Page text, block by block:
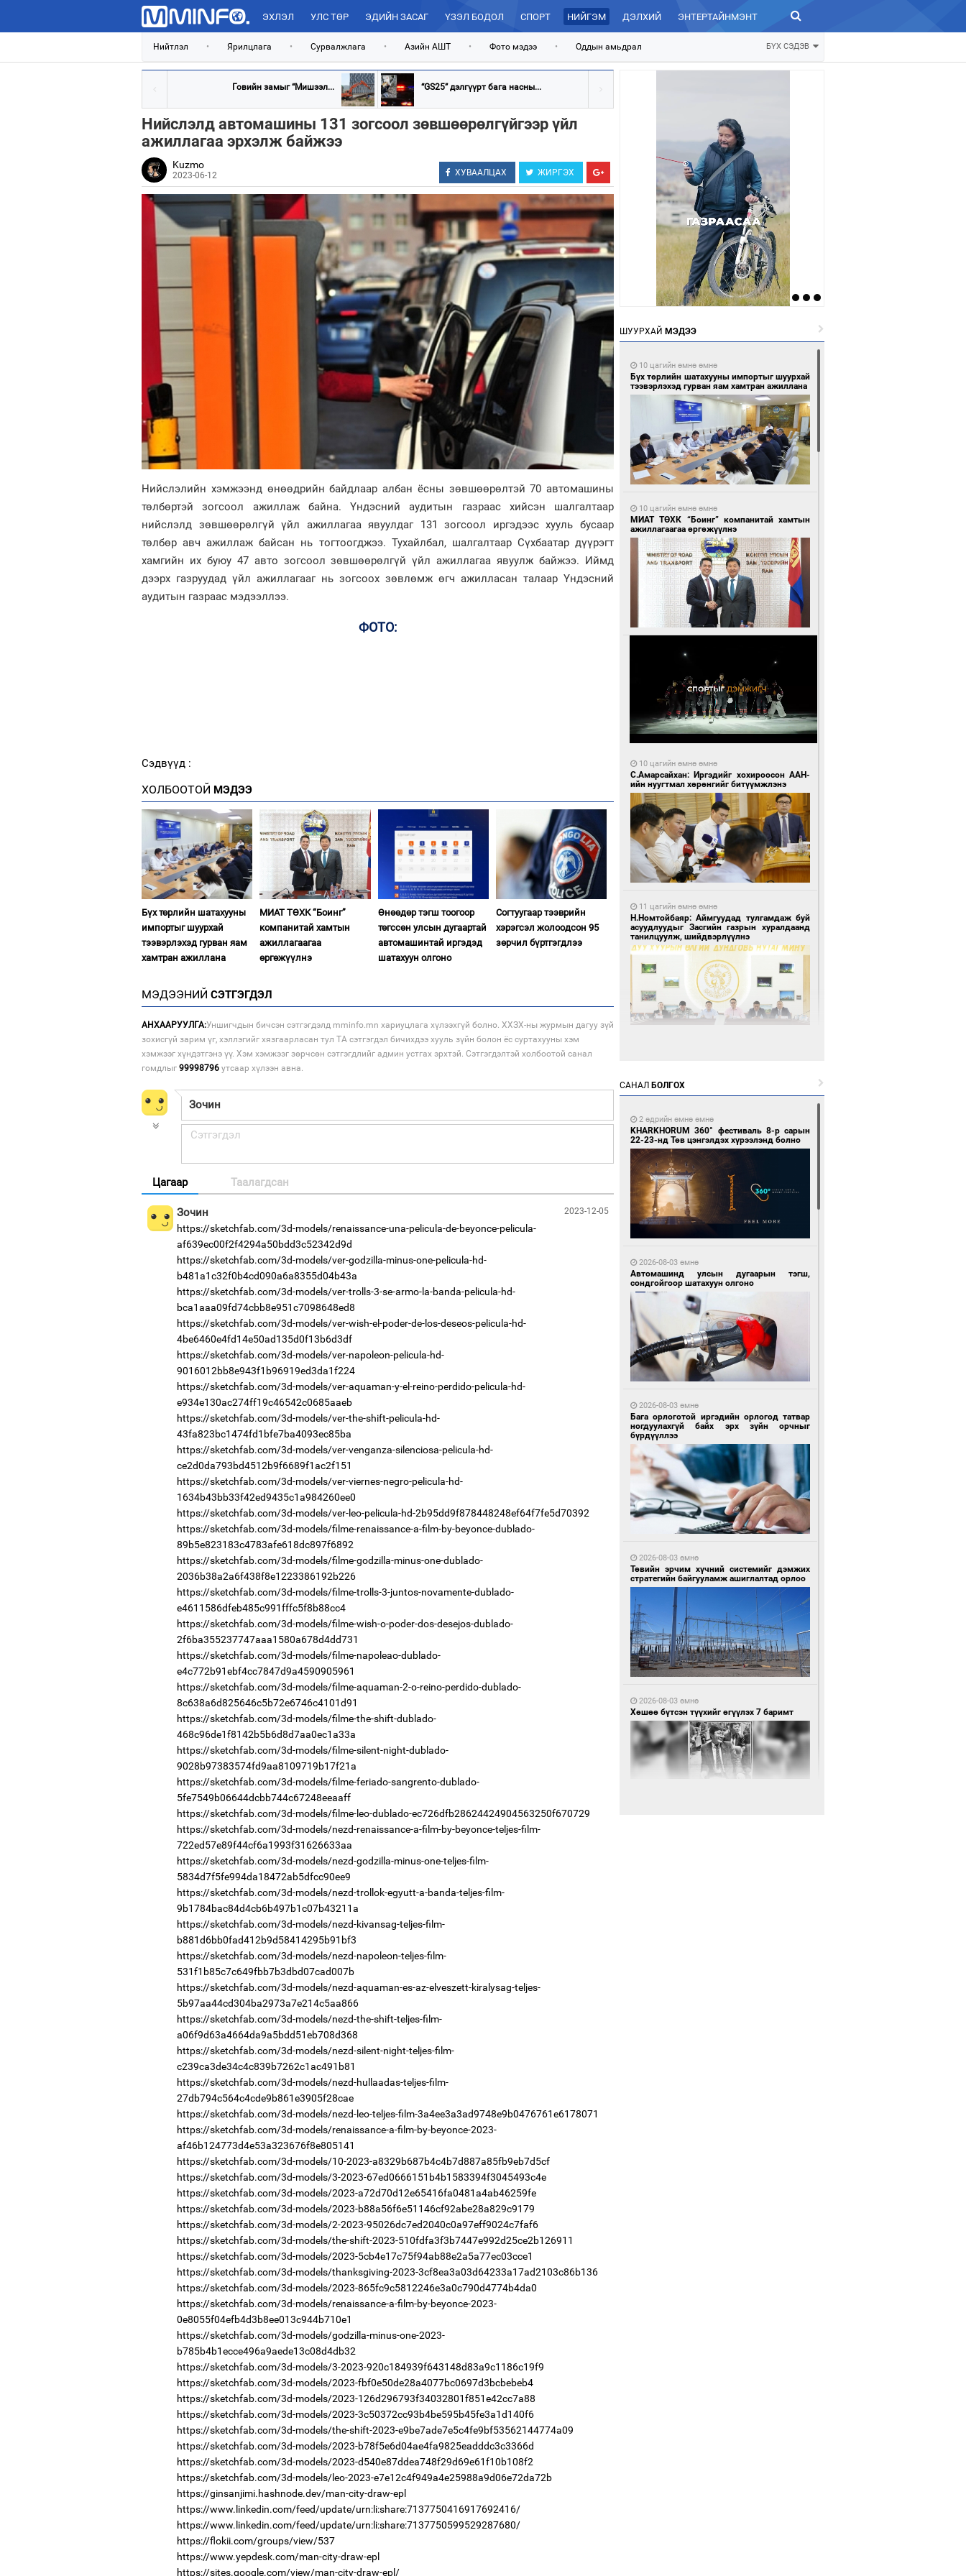
ЭХЛЭЛ УЛС ТӨР ЭДИЙН ЗАСАГ ҮЗЭЛ БОДОЛ СПОРТ НИЙГЭМ ДЭЛХИЙ ЭНТЕРТАЙНМЭНТ ЗУРХАЙ
Нийтлэл • Ярилцлага • Сурвалжлага • Азийн АШТ • Фото мэдээ • Оддын амьдрал БҮХ СЭДЭВ
Говийн замыг “Мишээл... “GS25” дэлгүүрт бага насны...
Нийслэлд автомашины 131 зогсоол зөвшөөрөлгүйгээр үйл
ажиллагаа эрхэлж байжээ
Kuzmo
2023-06-12 ХУВААЛЦАХ ЖИРГЭХ
Нийслэлийн хэмжээнд өнөөдрийн байдлаар албан ёсны зөвшөөрөлтэй 70 автомашины
төлбөртэй зогсоол ажиллаж байна. Үндэсний аудитын газраас хийсэн шалгалтаар
нийслэлд зөвшөөрөлгүй үйл ажиллагаа явуулдаг 131 зогсоол иргэдээс хууль бусаар
төлбөр авч ажиллаж байсан нь тогтоогджээ. Тухайлбал, шалгалтаар Сүхбаатар дүүрэгт
хамгийн их буюу 47 авто зогсоол зөвшөөрөлгүй үйл ажиллагаа явуулж байжээ. Иймд
дээрх газруудад үйл ажиллагааг нь зогсоох зөвлөмж өгч ажилласан талаар Үндэсний
аудитын газраас мэдээллээ.
ФОТО:
Сэдвүүд :
ХОЛБООТОЙ МЭДЭЭ
Бүх төрлийн шатахууны
импортыг шуурхай
тээвэрлэхэд гурван яам
хамтран ажиллана
МИАТ ТӨХК “Боинг”
компанитай хамтын
ажиллагаагаа
өргөжүүлнэ
Өнөөдөр тэгш тоогоор
төгссөн улсын дугаартай
автомашинтай иргэдэд
шатахуун олгоно
Согтуугаар тээврийн
хэрэгсэл жолоодсон 95
зөрчил бүртгэгдлээ
МЭДЭЭНИЙ СЭТГЭГДЭЛ
АНХААРУУЛГА:Уншигчдын бичсэн сэтгэгдэлд mminfo.mn хариуцлага хүлээхгүй болно. ХХЗХ-ны журмын дагуу зүй
зохисгүй зарим үг, хэллэгийг хязгаарласан тул ТА сэтгэгдэл бичихдээ хууль зүйн болон ёс суртахууны хэм
хэмжээг хүндэтгэнэ үү. Хэм хэмжээг зөрчсөн сэтгэгдлийг админ устгах эрхтэй. Сэтгэгдэлтэй холбоотой санал
гомдлыг 99998796 утсаар хүлээн авна.
Цагаар Таалагдсан
2023-12-05
Зочин
https://sketchfab.com/3d-models/renaissance-una-pelicula-de-beyonce-pelicula-
af639ec00f2f4294a50bdd3c52342d9d
https://sketchfab.com/3d-models/ver-godzilla-minus-one-pelicula-hd-
b481a1c32f0b4cd090a6a8355d04b43a
https://sketchfab.com/3d-models/ver-trolls-3-se-armo-la-banda-pelicula-hd-
bca1aaa09fd74cbb8e951c7098648ed8
https://sketchfab.com/3d-models/ver-wish-el-poder-de-los-deseos-pelicula-hd-
4be6460e4fd14e50ad135d0f13b6d3df
https://sketchfab.com/3d-models/ver-napoleon-pelicula-hd-
9016012bb8e943f1b96919ed3da1f224
https://sketchfab.com/3d-models/ver-aquaman-y-el-reino-perdido-pelicula-hd-
e934e130ac274ff19c46542c0685aaeb
https://sketchfab.com/3d-models/ver-the-shift-pelicula-hd-
43fa823bc1474fd1bfe7ba4093ec85ba
https://sketchfab.com/3d-models/ver-venganza-silenciosa-pelicula-hd-
ce2d0da793bd4512b9f6689f1ac2f151
https://sketchfab.com/3d-models/ver-viernes-negro-pelicula-hd-
1634b43bb33f42ed9435c1a984260ee0
https://sketchfab.com/3d-models/ver-leo-pelicula-hd-2b95dd9f878448248ef64f7fe5d70392
https://sketchfab.com/3d-models/filme-renaissance-a-film-by-beyonce-dublado-
89b5e823183c4783afe618dc897f6892
https://sketchfab.com/3d-models/filme-godzilla-minus-one-dublado-
2036b38a2a6f438f8e1223386192b226
https://sketchfab.com/3d-models/filme-trolls-3-juntos-novamente-dublado-
e4611586dfeb485c991fffc5f8b88cc4
https://sketchfab.com/3d-models/filme-wish-o-poder-dos-desejos-dublado-
2f6ba355237747aaa1580a678d4dd731
https://sketchfab.com/3d-models/filme-napoleao-dublado-
e4c772b91ebf4cc7847d9a4590905961
https://sketchfab.com/3d-models/filme-aquaman-2-o-reino-perdido-dublado-
8c638a6d825646c5b72e6746c4101d91
https://sketchfab.com/3d-models/filme-the-shift-dublado-
468c96de1f8142b5b6d8d7aa0ec1a33a
https://sketchfab.com/3d-models/filme-silent-night-dublado-
9028b97383574fd9aa8109719b17f21a
https://sketchfab.com/3d-models/filme-feriado-sangrento-dublado-
5fe7549b06644dcbb744c67248eeaaff
https://sketchfab.com/3d-models/filme-leo-dublado-ec726dfb28624424904563250f670729
https://sketchfab.com/3d-models/nezd-renaissance-a-film-by-beyonce-teljes-film-
722ed57e89f44cf6a1993f31626633aa
https://sketchfab.com/3d-models/nezd-godzilla-minus-one-teljes-film-
5834d7f5fe994da18472ab5dfcc90ee9
https://sketchfab.com/3d-models/nezd-trollok-egyutt-a-banda-teljes-film-
9b1784bac84d4cb6b497b1c07b43211a
https://sketchfab.com/3d-models/nezd-kivansag-teljes-film-
b881d6bb0fad412b9d58414295b91bf3
https://sketchfab.com/3d-models/nezd-napoleon-teljes-film-
531f1b85c7c649fbb7b3dbd07cad007b
https://sketchfab.com/3d-models/nezd-aquaman-es-az-elveszett-kiralysag-teljes-
5b97aa44cd304ba2973a7e214c5aa866
https://sketchfab.com/3d-models/nezd-the-shift-teljes-film-
a06f9d63a4664da9a5bdd51eb708d368
https://sketchfab.com/3d-models/nezd-silent-night-teljes-film-
c239ca3de34c4c839b7262c1ac491b81
https://sketchfab.com/3d-models/nezd-hullaadas-teljes-film-
27db794c564c4cde9b861e3905f28cae
https://sketchfab.com/3d-models/nezd-leo-teljes-film-3a4ee3a3ad9748e9b0476761e6178071
https://sketchfab.com/3d-models/renaissance-a-film-by-beyonce-2023-
af46b124773d4e53a323676f8e805141
https://sketchfab.com/3d-models/10-2023-a8329b687b4c4b7d887a85fb9eb7d5cf
https://sketchfab.com/3d-models/3-2023-67ed0666151b4b1583394f3045493c4e
https://sketchfab.com/3d-models/2023-a72d70d12e65416fa0481a4ab46259fe
https://sketchfab.com/3d-models/2023-b88a56f6e51146cf92abe28a829c9179
https://sketchfab.com/3d-models/2-2023-95026dc7ed2040c0a97eff9024c7faf6
https://sketchfab.com/3d-models/the-shift-2023-510fdfa3f3b7447e992d25ce2b126911
https://sketchfab.com/3d-models/2023-5cb4e17c75f94ab88e2a5a77ec03cce1
https://sketchfab.com/3d-models/thanksgiving-2023-3cf8ea3a03d64233a17ad2103c86b136
https://sketchfab.com/3d-models/2023-865fc9c5812246e3a0c790d4774b4da0
https://sketchfab.com/3d-models/renaissance-a-film-by-beyonce-2023-
0e8055f04efb4d3b8ee013c944b710e1
https://sketchfab.com/3d-models/godzilla-minus-one-2023-
b785b4b1ecce496a9aede13c08d4db32
https://sketchfab.com/3d-models/3-2023-920c184939f643148d83a9c1186c19f9
https://sketchfab.com/3d-models/2023-fbf0e50de28a4077bc0697d3bcbebeb4
https://sketchfab.com/3d-models/2023-126d296793f34032801f851e42cc7a88
https://sketchfab.com/3d-models/2023-3c50372cc93b4be595b45fe3a1d140f6
https://sketchfab.com/3d-models/the-shift-2023-e9be7ade7e5c4fe9bf53562144774a09
https://sketchfab.com/3d-models/2023-b78f5e6d04ae4fa9825eadddc3c3366d
https://sketchfab.com/3d-models/2023-d540e87ddea748f29d69e61f10b108f2
https://sketchfab.com/3d-models/leo-2023-e7e12c4f949a4e25988a9d06e72da72b
https://ginsanjimi.hashnode.dev/man-city-draw-epl
https://www.linkedin.com/feed/update/urn:li:share:7137750416917692416/
https://www.linkedin.com/feed/update/urn:li:share:7137750599529287680/
https://flokii.com/groups/view/537
https://www.yepdesk.com/man-city-draw-epl
https://sites.google.com/view/man-city-draw-epl/
ШУУРХАЙ МЭДЭЭ
10 цагийн өмнө өмнө
Бүх төрлийн шатахууны импортыг шуурхай
тээвэрлэхэд гурван яам хамтран ажиллана
10 цагийн өмнө өмнө
МИАТ ТӨХК “Боинг” компанитай хамтын
ажиллагаагаа өргөжүүлнэ
10 цагийн өмнө өмнө
С.Амарсайхан: Иргэдийг хохироосон ААН-
ийн нуугтмал хөрөнгийг битүүмжлэнэ
11 цагийн өмнө өмнө
Н.Номтойбаяр: Аймгуудад тулгамдаж буй
асуудлуудыг Засгийн газрын хуралдаанд
танилцуулж, шийдвэрлүүлнэ
дугаартай автомашинтай иргэдэд шатахуун
олгоно
19 цагийн өмнө өмнө
С.Бямбацогт Зүүн Азийн эрэгтэйчүүдийн
тамирчдад амжилт хүслээ
19 цагийн өмнө өмнө
Согтуугаар тээврийн хэрэгсэл жолоодсон
95 зөрчил бүртгэгдлээ
19 цагийн өмнө өмнө
Автобензин, дизель түлшний онцгой албан
татварыг тэглэлээ
19 цагийн өмнө өмнө
Санхүүгийн хэмнэлтийн горимд эрүүл
мэндийн салбар хамаарахгүй
САНАЛ БОЛГОХ
2 өдрийн өмнө өмнө
KHARKHORUM 360° фестиваль 8-р сарын
22-23-нд Төв цэнгэлдэх хүрээлэнд болно
2026-08-03 өмнө
Автомашинд улсын дугаарын тэгш,
сондгойгоор шатахуун олгоно
2026-08-03 өмнө
Бага орлоготой иргэдийн орлогод татвар
ногдуулахгүй байх эрх зүйн орчныг
бүрдүүллээ
2026-08-03 өмнө
Төвийн эрчим хүчний системийг дэмжих
стратегийн байгууламж ашиглалтад орлоо
2026-08-03 өмнө
Хөшөө бүтсэн түүхийг өгүүлэх 7 баримт